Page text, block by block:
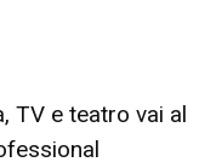
TV e teatro vai al